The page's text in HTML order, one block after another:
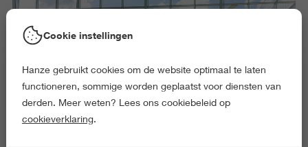
Cookie instellingen
Hanze gebruikt cookies om de website optimaal te laten
functioneren, sommige worden geplaatst voor diensten van
derden. Meer weten? Lees ons cookiebeleid op
cookieverklaring.